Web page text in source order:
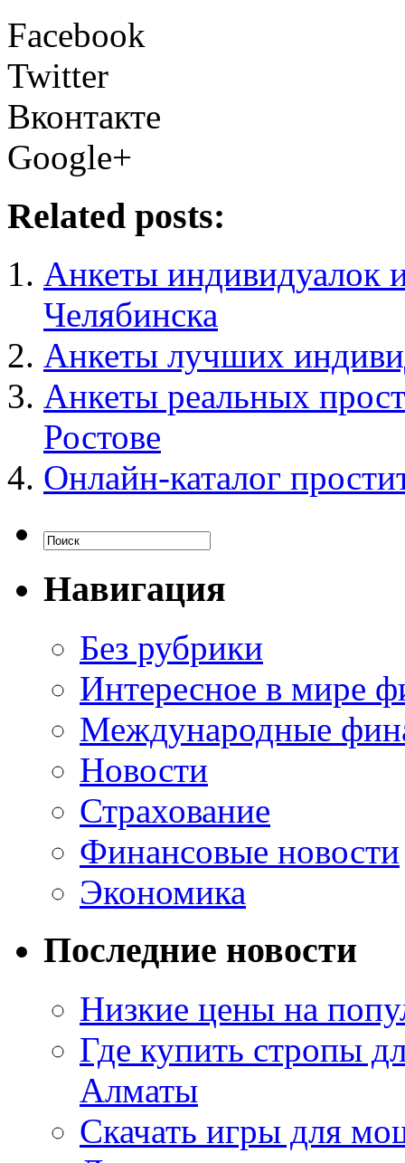
Facebook
Twitter
Вконтакте
Google+
Related posts:
Анкеты индивидуалок
Челябинска
Анкеты лучших
Анкеты реальных
Ростове
Онлайн-каталог
Навигация
Без рубрики
Интересное в мире
Международные
Новости
Страхование
Финансовые новости
Экономика
Последние новости
Низкие цены на
Где купить стропы
Алматы
Скачать игры для